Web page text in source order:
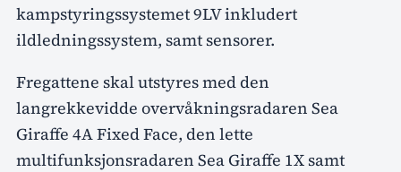
kampstyringssystemet 9LV inkludert
ildledningssystem, samt sensorer.
Fregattene skal utstyres med den
langrekkevidde overvåkningsradaren Sea
Giraffe 4A Fixed Face, den lette
multifunksjonsradaren Sea Giraffe 1X samt